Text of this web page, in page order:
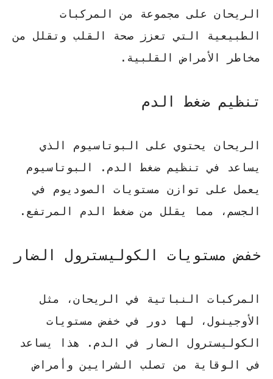
الريحان على مجموعة من المركبات
الطبيعية التي تعزز صحة القلب وتقلل من
مخاطر الأمراض القلبية.
تنظيم ضغط الدم
الريحان يحتوي على البوتاسيوم الذي
يساعد في
تنظيم ضغط الدم . البوتاسيوم
يعمل على توازن مستويات الصوديوم في
الجسم، مما يقلل من ضغط الدم المرتفع.
خفض مستويات الكوليسترول الضار
المركبات النباتية في الريحان، مثل
الأوجينول، لها دور في خفض مستويات
الكوليسترول الضار
في الدم. هذا يساعد
في الوقاية من تصلب الشرايين وأمراض